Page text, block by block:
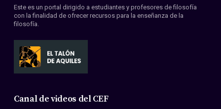
Convenios
Este es un portal dirigido a estudiantes y profesores de filosofía
con la finalidad de ofrecer recursos para la enseñanza de la
filosofía.
Canal de videos del CEF